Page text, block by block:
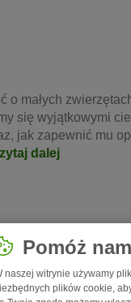
o małych
się wyjątkowymi
jak zapewnić mu
dalej
Pomóż
naszej witrynie używamy
plików cookie,